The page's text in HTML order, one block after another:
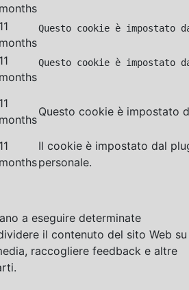
months
11
months
Questo cookie è impostato
11
months
Questo cookie è
11
months
Questo cookie è impostato
11
months
Il cookie è impostato dal
personale.
a eseguire determinate
il contenuto del sito Web su
raccogliere feedback e altre